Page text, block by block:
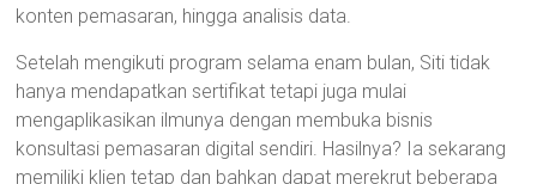
konten pemasaran, hingga analisis data.
Setelah mengikuti program selama enam bulan, Siti tidak
hanya mendapatkan sertifikat tetapi juga mulai
mengaplikasikan ilmunya dengan membuka bisnis
konsultasi pemasaran digital sendiri. Hasilnya? Ia sekarang
memiliki klien tetap dan bahkan dapat merekrut beberapa